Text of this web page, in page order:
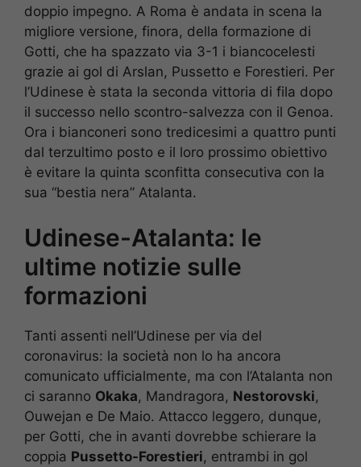
doppio impegno. A Roma è andata in scena la
migliore versione, finora, della formazione di
Gotti, che ha spazzato via 3-1 i biancocelesti
grazie ai gol di Arslan, Pussetto e Forestieri. Per
l’Udinese è stata la seconda vittoria di fila dopo
il successo nello scontro-salvezza con il Genoa.
Ora i bianconeri sono tredicesimi a quattro punti
dal terzultimo posto e il loro prossimo obiettivo
è evitare la quinta sconfitta consecutiva con la
sua “bestia nera” Atalanta.
Udinese-Atalanta: le
ultime notizie sulle
formazioni
Tanti assenti nell’Udinese per via del
coronavirus: la società non lo ha ancora
comunicato ufficialmente, ma con l’Atalanta non
ci saranno Okaka, Mandragora, Nestorovski,
Ouwejan e De Maio. Attacco leggero, dunque,
per Gotti, che in avanti dovrebbe schierare la
coppia Pussetto-Forestieri, entrambi in gol